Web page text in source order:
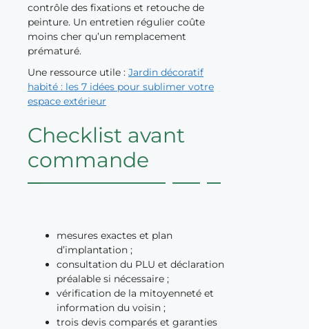
contrôle des fixations et retouche de
peinture. Un entretien régulier coûte
moins cher qu’un remplacement
prématuré.
Une ressource utile : Jardin décoratif
habité : les 7 idées pour sublimer votre
espace extérieur
Checklist avant
commande
mesures exactes et plan
d’implantation ;
consultation du PLU et déclaration
préalable si nécessaire ;
vérification de la mitoyenneté et
information du voisin ;
trois devis comparés et garanties